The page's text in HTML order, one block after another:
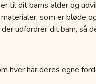
til dit barns alder og
som er bløde
udfordrer dit barn, så
hver har deres egne